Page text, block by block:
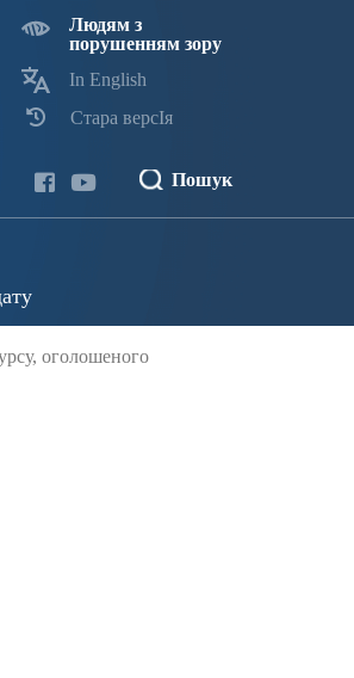
Людям з
порушенням зору
In English
Стара версІя
Пошук
оголошеного